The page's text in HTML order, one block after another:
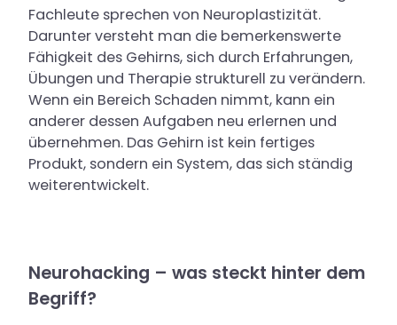
Fachleute sprechen von Neuroplastizität.
Darunter versteht man die bemerkenswerte
Fähigkeit des Gehirns, sich durch Erfahrungen,
Übungen und Therapie strukturell zu verändern.
Wenn ein Bereich Schaden nimmt, kann ein
anderer dessen Aufgaben neu erlernen und
übernehmen. Das Gehirn ist kein fertiges
Produkt, sondern ein System, das sich ständig
weiterentwickelt.
Neurohacking – was steckt hinter dem
Begriff?